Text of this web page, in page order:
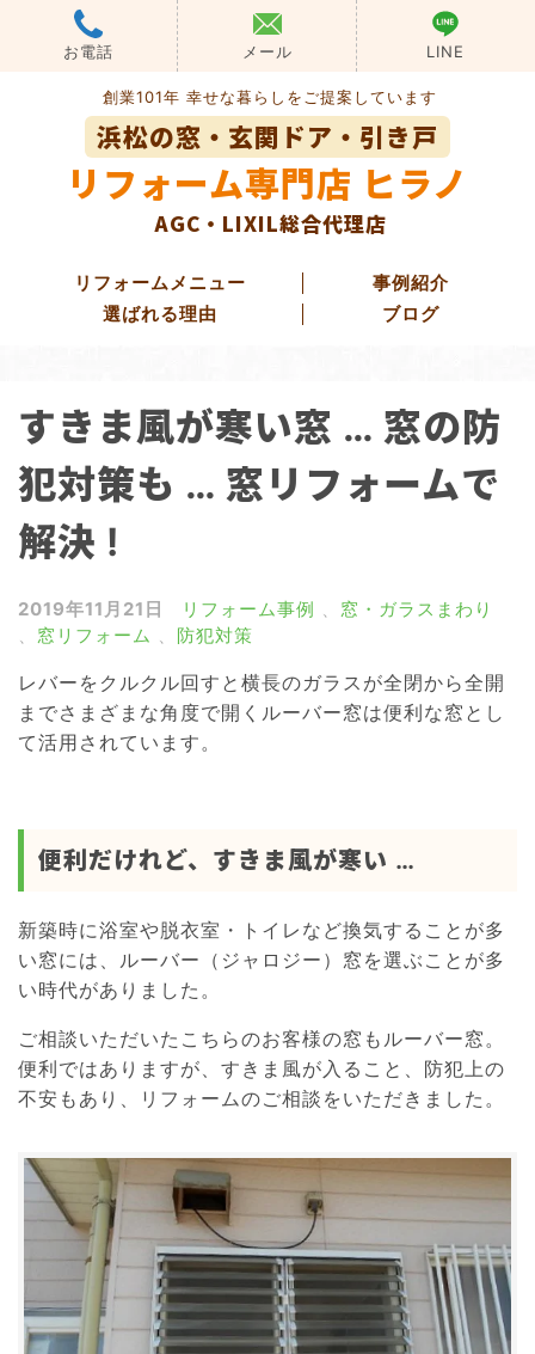
創業101年 幸せな暮らしをご提案しています
浜松の窓・玄関ドア・引き戸
リフォーム専門店 ヒラノ
AGC・LIXIL総合代理店
リフォームメニュー
事例紹介
選ばれる理由
ブログ
玄関引き戸リフォーム
勝手口ドアリフォーム
雨戸・シャッター
窓の目隠しルーバー
網戸
浴室ドア交換
介護リフォーム
すきま風が寒い窓 … 窓の防
犯対策も … 窓リフォームで
解決 !
2019年11月21日 リフォーム事例 、 窓・ガラスまわり
、 窓リフォーム 、 防犯対策
レバーをクルクル回すと横長のガラスが全閉から全開
までさまざまな角度で開くルーバー窓は便利な窓とし
て活用されています。
便利だけれど、すきま風が寒い …
新築時に浴室や脱衣室・トイレなど換気することが多
い窓には、ルーバー（ジャロジー）窓を選ぶことが多
い時代がありました。
ご相談いただいたこちらのお客様の窓もルーバー窓。
便利ではありますが、すきま風が入ること、防犯上の
不安もあり、リフォームのご相談をいただきました。
お電話 メール LINE